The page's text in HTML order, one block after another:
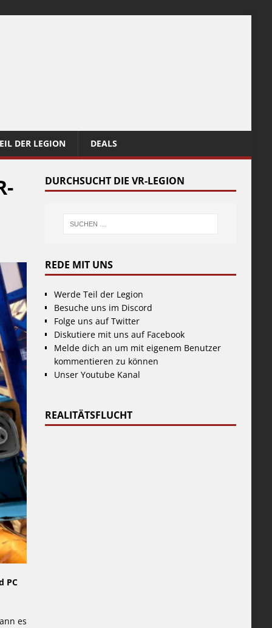
DER LEGION DEALS
PC
es
DURCHSUCHT DIE VR-LEGION
REDE MIT UNS
Werde Teil der Legion
Besuche uns im Discord
Folge uns auf Twitter
Diskutiere mit uns auf Facebook
Melde dich an um mit eigenem Benutzer
kommentieren zu können
Unser Youtube Kanal
REALITÄTSFLUCHT